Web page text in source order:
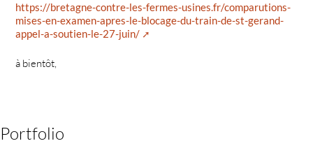
https://bretagne-contre-les-fermes-usines.fr/comparutions-
mises-en-examen-apres-le-blocage-du-train-de-st-gerand-
appel-a-soutien-le-27-juin/
à bientôt,
Portfolio